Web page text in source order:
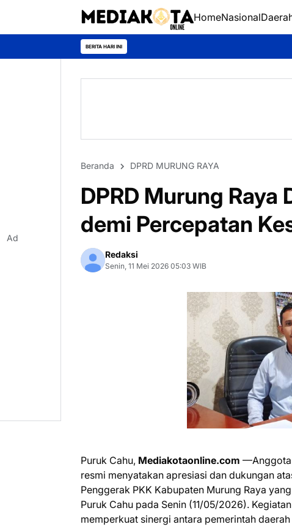
HomeNasional
BERITA HARI INI
Beranda DPRD MURUNG RAYA
DPRD Murung Raya
demi Percepatan
Redaksi
Senin, 11 Mei 2026 05:03 WIB
​Puruk Cahu, Mediakotaonline.com —Anggota
resmi menyatakan apresiasi dan dukungan
Penggerak PKK Kabupaten Murung Raya
Puruk Cahu pada Senin (11/05/2026).
memperkuat sinergi antara pemerintah
Ad